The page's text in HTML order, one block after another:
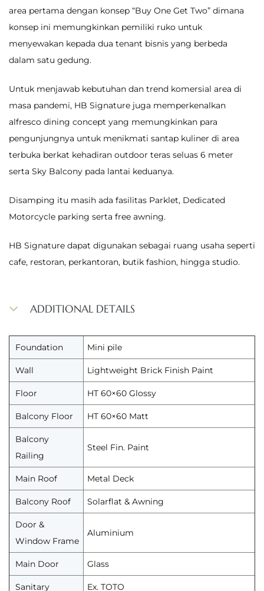
area pertama dengan konsep “Buy One Get Two” dimana
konsep ini memungkinkan pemiliki ruko untuk
menyewakan kepada dua tenant bisnis yang berbeda
dalam satu gedung.
Untuk menjawab kebutuhan dan trend komersial area di
masa pandemi, HB Signature juga memperkenalkan
alfresco dining concept yang memungkinkan para
pengunjungnya untuk menikmati santap kuliner di area
terbuka berkat kehadiran outdoor teras seluas 6 meter
serta Sky Balcony pada lantai keduanya.
Disamping itu masih ada fasilitas Parklet, Dedicated
Motorcycle parking serta free awning.
HB Signature dapat digunakan sebagai ruang usaha seperti
cafe, restoran, perkantoran, butik fashion, hingga studio.
ADDITIONAL DETAILS
Foundation Mini pile
Wall Lightweight Brick Finish Paint
Floor HT 60×60 Glossy
Balcony Floor HT 60×60 Matt
Balcony
Railing
Steel Fin. Paint
Main Roof Metal Deck
Balcony Roof Solarflat & Awning
Door &
Window Frame
Aluminium
Main Door Glass
Sanitary Ex. TOTO